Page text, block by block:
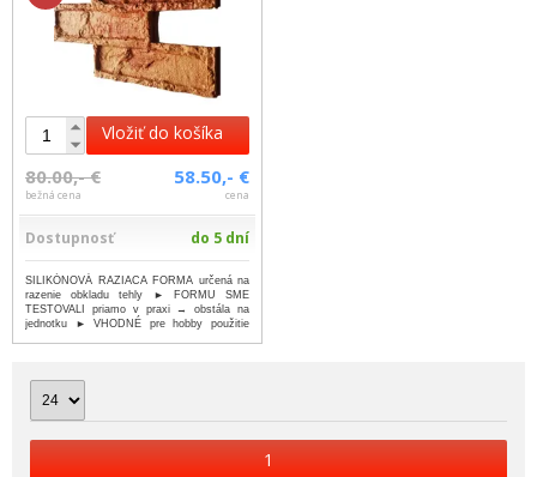
Vložiť do košíka
80.00,- €
bežná cena
58.50,- €
cena
Dostupnosť do 5 dní
SILIKÓNOVÁ RAZIACA FORMA určená na
razenie obkladu tehly ► FORMU SME
TESTOVALI priamo v praxi → obstála na
jednotku ► VHODNÉ pre hobby použitie
1